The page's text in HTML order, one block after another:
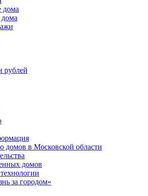
дома
рублей
домов в Московской области
домов
за городом»